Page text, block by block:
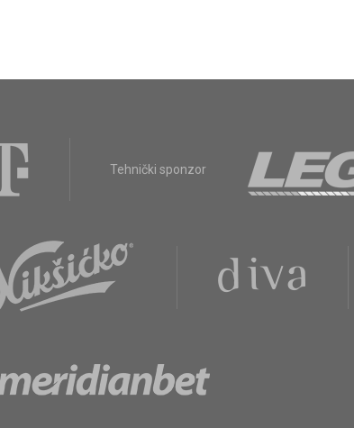
Tehnički sponzor